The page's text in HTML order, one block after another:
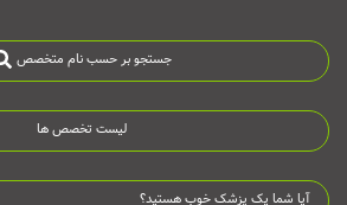
جستجو بر حسب نام متخصص
لیست تخصص ها
آیا شما یک پزشک خوب هستید؟